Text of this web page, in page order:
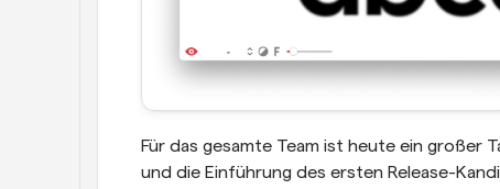
Für das gesamte Team ist heute ein großer
und die Einführung des ersten Release-